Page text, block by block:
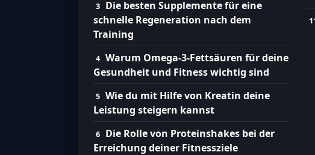
Die besten Supplemente für eine
schnelle Regeneration nach dem
Training
Warum Omega-3-Fettsäuren für deine
Gesundheit und Fitness wichtig sind
Wie du mit Hilfe von Kreatin deine
Leistung steigern kannst
Die Rolle von Proteinshakes bei der
Erreichung deiner Fitnessziele